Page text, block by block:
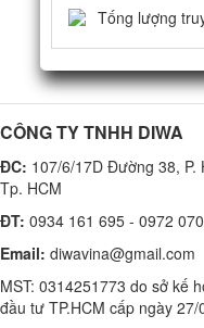
Tống lượng
CÔNG TY TNHH DIWA
ĐC: 107/6/17D Đường 38, P.
Tp. HCM
ĐT: 0934 161 695 - 0972
Email: diwavina@gmail.com
MST: 0314251773 do sở kế
đầu tư TP.HCM cấp ngày 27/